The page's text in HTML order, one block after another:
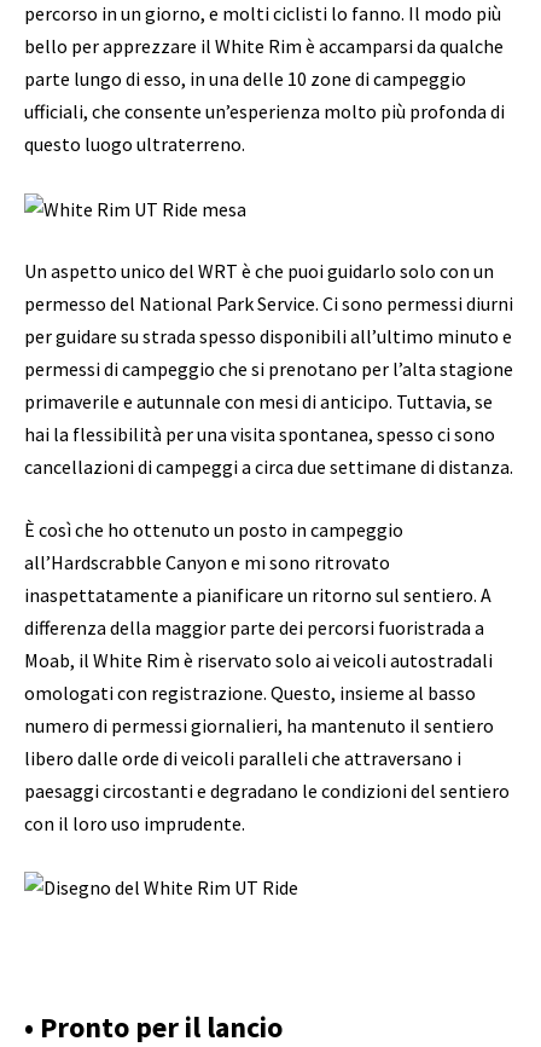
percorso in un giorno, e molti ciclisti lo fanno. Il modo più
bello per apprezzare il White Rim è accamparsi da qualche
parte lungo di esso, in una delle 10 zone di campeggio
ufficiali, che consente un’esperienza molto più profonda di
questo luogo ultraterreno.
Un aspetto unico del WRT è che puoi guidarlo solo con un
permesso del National Park Service. Ci sono permessi diurni
per guidare su strada spesso disponibili all’ultimo minuto e
permessi di campeggio che si prenotano per l’alta stagione
primaverile e autunnale con mesi di anticipo. Tuttavia, se
hai la flessibilità per una visita spontanea, spesso ci sono
cancellazioni di campeggi a circa due settimane di distanza.
È così che ho ottenuto un posto in campeggio
all’Hardscrabble Canyon e mi sono ritrovato
inaspettatamente a pianificare un ritorno sul sentiero. A
differenza della maggior parte dei percorsi fuoristrada a
Moab, il White Rim è riservato solo ai veicoli autostradali
omologati con registrazione. Questo, insieme al basso
numero di permessi giornalieri, ha mantenuto il sentiero
libero dalle orde di veicoli paralleli che attraversano i
paesaggi circostanti e degradano le condizioni del sentiero
con il loro uso imprudente.
• Pronto per il lancio